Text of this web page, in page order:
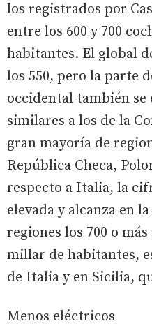
los registrados por
entre los 600 y 700
habitantes. El global
los 550, pero la parte
occidental también
similares a los de la
gran mayoría de
República Checa,
respecto a Italia, la
elevada y alcanza en
regiones los 700 o
millar de habitantes,
de Italia y en Sicilia,
Menos eléctricos